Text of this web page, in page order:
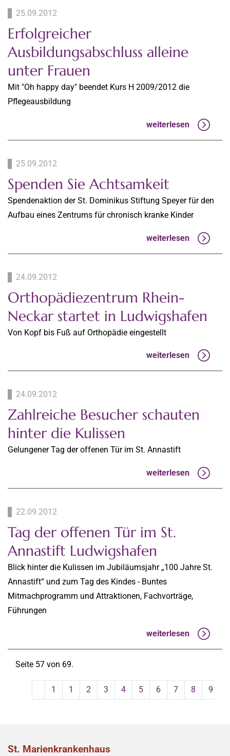
25.09.2012
Erfolgreicher
Ausbildungsabschluss alleine
unter Frauen
Mit "Oh happy day" beendet Kurs H 2009/2012 die
Pflegeausbildung
weiterlesen
25.09.2012
Spenden Sie Achtsamkeit
Spendenaktion der St. Dominikus Stiftung Speyer für den
Aufbau eines Zentrums für chronisch kranke Kinder
weiterlesen
24.09.2012
Orthopädiezentrum Rhein-
Neckar startet in Ludwigshafen
Von Kopf bis Fuß auf Orthopädie eingestellt
weiterlesen
24.09.2012
Zahlreiche Besucher schauten
hinter die Kulissen
Gelungener Tag der offenen Tür im St. Annastift
weiterlesen
22.09.2012
Tag der offenen Tür im St.
Annastift Ludwigshafen
Blick hinter die Kulissen im Jubiläumsjahr „100 Jahre St.
Annastift“ und zum Tag des Kindes - Buntes
Mitmachprogramm und Attraktionen, Fachvorträge,
Führungen
weiterlesen
Seite 57 von 69.
1 1 2 3 4 5 6 7 8 9
St. Marienkrankenhaus